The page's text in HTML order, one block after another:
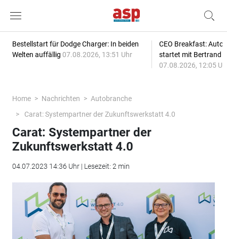
Bestellstart für Dodge Charger: In beiden
Welten auffällig 07.08.2026, 13:51 Uhr
CEO Breakfast:
startet mit Bertrand
07.08.2026, 12:05
Home Nachrichten
Autobranche
Carat: Systempartner der Zukunftswerkstatt 4.0
Carat: Systempartner der
Zukunftswerkstatt 4.0
04.07.2023 14:36 Uhr | Lesezeit: 2 min